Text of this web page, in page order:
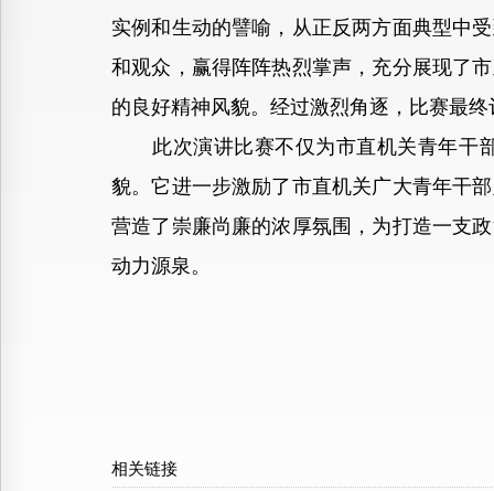
实例和生动的譬喻，从正反两方面典型中
和观众，赢得阵阵热烈掌声，充分展现了
的良好精神风貌。经过激烈角逐，比赛最
此次演讲比赛不仅为市直机关青年干部
貌。它进一步激励了市直机关广大青年干
营造了崇廉尚廉的浓厚氛围，为打造一支
动力源泉。
相关链接